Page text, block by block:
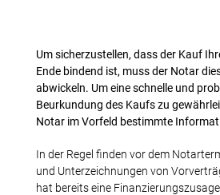
Um sicherzustellen, dass der Kauf
Ende bindend ist, muss der Notar
abwickeln. Um eine schnelle und
Beurkundung des Kaufs zu
Notar im Vorfeld bestimmte
In der Regel finden vor dem
und Unterzeichnungen von
hat bereits eine